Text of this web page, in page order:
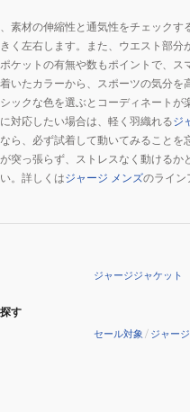
素材の伸縮性と通気性をチェック
く左右します。また、ウエスト部
ケットの有無や数もポイントで、
いたカラーから、スポーツの気分
ックな色を選ぶとコーディネート
対応したい場合は、軽く羽織れるジ
ら、必ず試着して動いてみること
突っ張らず、ストレスなく動ける
。詳しくはジャージ メンズのライン
ジャージジャケット
す
セール対象 / ジャー